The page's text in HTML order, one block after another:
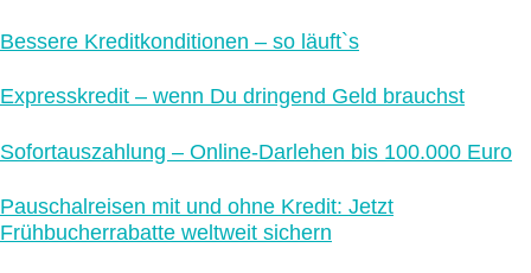
Bessere Kreditkonditionen – so läuft`s
Expresskredit – wenn Du dringend Geld brauchst
Sofortauszahlung – Online-Darlehen bis 100.000 Euro
Pauschalreisen mit und ohne Kredit: Jetzt
Frühbucherrabatte weltweit sichern